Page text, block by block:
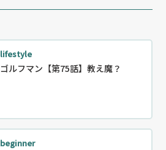
lifestyle
ゴルフマン【第75話】教え魔？
beginner